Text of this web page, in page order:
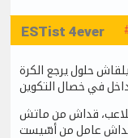
ESTist 4ever
حلول يرجع الكرة
داخل في خصال التكوين
قداش من ماتش
عامل من أسّيست